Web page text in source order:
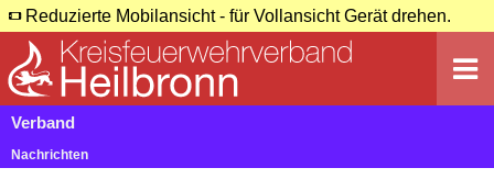
Reduzierte Mobilansicht - für Vollansicht Gerät drehen.
Verband
Nachrichten